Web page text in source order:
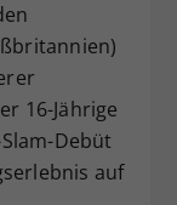
16-Jährige
Debüt
auf